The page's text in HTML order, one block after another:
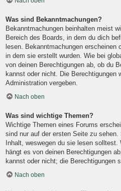
Was sind Bekanntmachungen?
Bekanntmachungen beinhalten meist
Bereich des Boards, in dem du dich
lesen. Bekanntmachungen erscheinen
in dem sie erstellt wurden. Wie bei
von deinen Berechtigungen ab, ob du
kannst oder nicht. Die Berechtigungen
Administration vergeben.
Nach oben
Was sind wichtige Themen?
Wichtige Themen eines Forums
sind nur auf der ersten Seite zu
Inhalt, weswegen du sie lesen solltest.
hängt es von deinen Berechtigungen
kannst oder nicht; die Berechtigungen
Nach oben